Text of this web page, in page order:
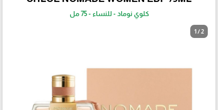
كلوي نوماد - للنساء - 75 مل
1 / 2